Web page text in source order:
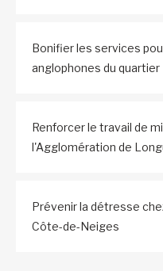
Bonifier les services
anglophones du
Renforcer le travail de
l'Agglomération de
Prévenir la détresse
Côte-de-Neiges